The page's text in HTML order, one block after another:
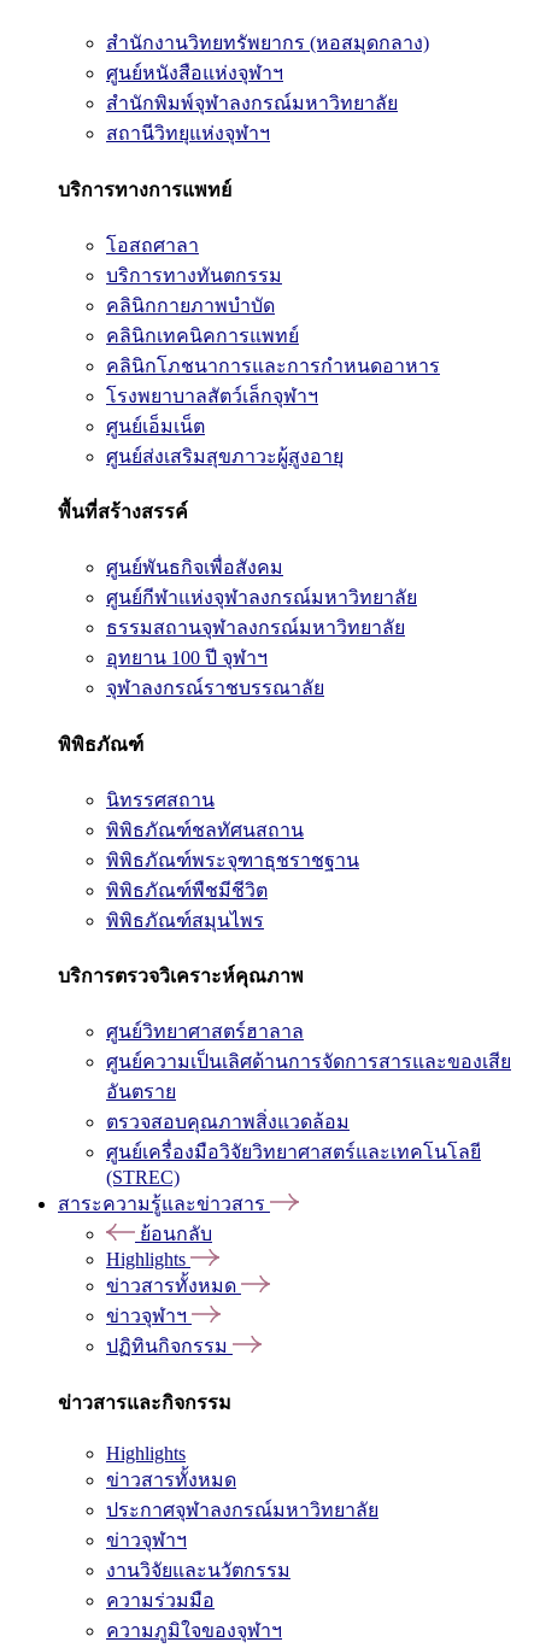
สำนักงานวิทยทรัพยากร (หอสมุดกลาง)
ศูนย์หนังสือแห่งจุฬาฯ
สำนักพิมพ์จุฬาลงกรณ์มหาวิทยาลัย
สถานีวิทยุแห่งจุฬาฯ
บริการทางการแพทย์
โอสถศาลา
บริการทางทันตกรรม
คลินิกกายภาพบำบัด
คลินิกเทคนิคการแพทย์
คลินิกโภชนาการและการกำหนดอาหาร
โรงพยาบาลสัตว์เล็กจุฬาฯ
ศูนย์เอ็มเน็ต
ศูนย์ส่งเสริมสุขภาวะผู้สูงอายุ
พื้นที่สร้างสรรค์
ศูนย์พันธกิจเพื่อสังคม
ศูนย์กีฬาแห่งจุฬาลงกรณ์มหาวิทยาลัย
ธรรมสถานจุฬาลงกรณ์มหาวิทยาลัย
อุทยาน 100 ปี จุฬาฯ
จุฬาลงกรณ์ราชบรรณาลัย
พิพิธภัณฑ์
นิทรรศสถาน
พิพิธภัณฑ์ชลทัศนสถาน
พิพิธภัณฑ์พระจุฑาธุชราชฐาน
พิพิธภัณฑ์พืชมีชีวิต
พิพิธภัณฑ์สมุนไพร
บริการตรวจวิเคราะห์คุณภาพ
ศูนย์วิทยาศาสตร์ฮาลาล
ศูนย์ความเป็นเลิศด้านการจัดการสารและของเสีย
อันตราย
ตรวจสอบคุณภาพสิ่งแวดล้อม
ศูนย์เครื่องมือวิจัยวิทยาศาสตร์และเทคโนโลยี
(STREC)
สาระความรู้และข่าวสาร
ย้อนกลับ
Highlights
ข่าวสารทั้งหมด
ข่าวจุฬาฯ
ปฏิทินกิจกรรม
ข่าวสารและกิจกรรม
Highlights
ข่าวสารทั้งหมด
ประกาศจุฬาลงกรณ์มหาวิทยาลัย
ข่าวจุฬาฯ
งานวิจัยและนวัตกรรม
ความร่วมมือ
ความภูมิใจของจุฬาฯ